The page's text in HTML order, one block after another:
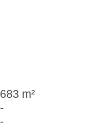
683 m²
-
-